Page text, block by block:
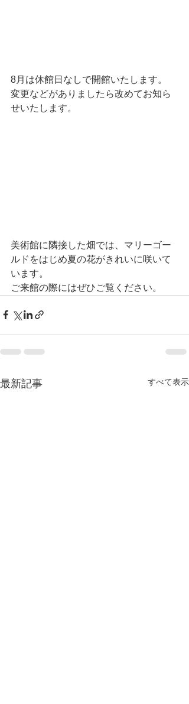
8月は休館日なしで開館いたします。
変更などがありましたら改めてお知ら
せいたします。
美術館に隣接した畑では、マリーゴー
ルドをはじめ夏の花がきれいに咲いて
います。
ご来館の際にはぜひご覧ください。
最新記事 すべて表示